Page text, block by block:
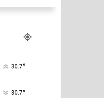
30.7°
30.7°